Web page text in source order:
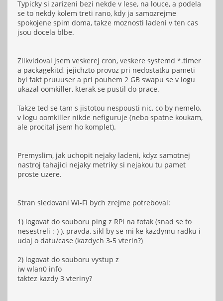
Typicky si zarizeni bezi nekde v lese, na louce, a podela
se to nekdy kolem treti rano, kdy ja samozrejme
spokojene spim doma, takze moznosti ladeni v ten cas
jsou docela blbe.
Zlikvidoval jsem veskerej cron, veskere systemd *.timer
a packagekitd, jejichzto provoz pri nedostatku pameti
byl fakt pruuuser a pri pouhem 2 GB swapu se v logu
ukazal oomkiller, kterak se pustil do prace.
Takze ted se tam s jistotou nespousti nic, co by nemelo,
v logu oomkiller nikde nefiguruje (nebo spatne koukam,
ale procital jsem ho komplet).
Premyslim, jak uchopit nejaky ladeni, kdyz samotnej
nastroj tahajici nejaky metriky si nejakou tu pamet
proste uzere.
Stran sledovani Wi-Fi bych zrejme potreboval:
1) logovat do souboru ping z RPi na fotak (snad se to
nesestreli :-) ), pravda, sikl by se mi ke kazdymu radku i
udaj o datu/case (kazdych 3-5 vterin?)
2) logovat do souboru vystup z
iw wlan0 info
taktez kazdy 3 vteriny?